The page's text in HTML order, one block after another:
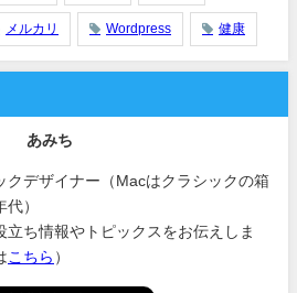
メルカリ Wordpress 健康
あみち
クデザイナー（Macはクラシックの箱
）
立ち情報やトピックスをお伝えしま
こちら ）